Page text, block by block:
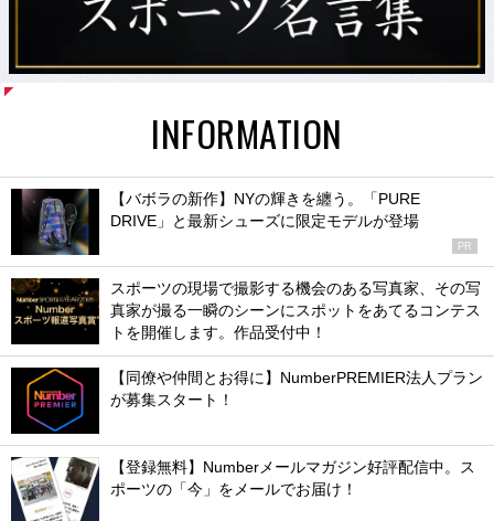
INFORMATION
【バボラの新作】NYの輝きを纏う。「PURE
DRIVE」と最新シューズに限定モデルが登場
PR
スポーツの現場で撮影する機会のある写真家、その写
真家が撮る一瞬のシーンにスポットをあてるコンテス
トを開催します。作品受付中！
【同僚や仲間とお得に】NumberPREMIER法人プラン
が募集スタート！
【登録無料】Numberメールマガジン好評配信中。ス
ポーツの「今」をメールでお届け！